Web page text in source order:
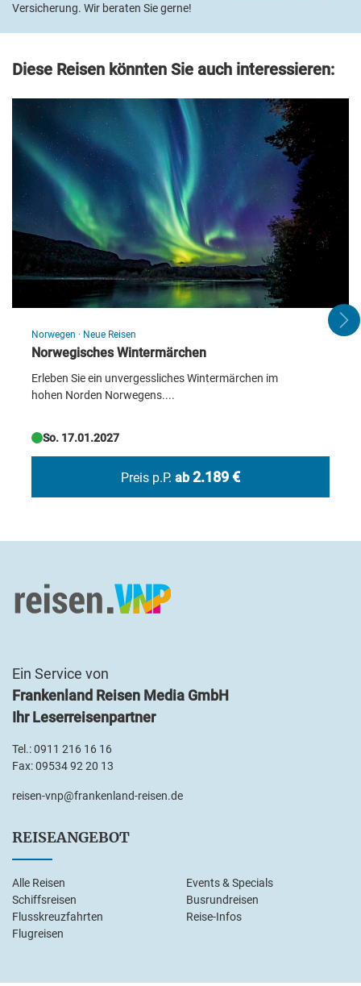
Gemütliche Wintermomente an Bord
mit Blick auf die vorbeiziehende
Flusslandschaft
A-ROSA
A-ROSA
Versicherung. Wir beraten Sie gerne!
Diese Reisen könnten Sie auch interessieren:
Norwegen · Neue Reisen
Norwegisches Wintermärchen
Erleben Sie ein unvergessliches Wintermärchen im
hohen Norden Norwegens....
So. 17.01.2027
Preis p.P. ab 2.189 €
Ein Service von
Frankenland Reisen Media GmbH
Ihr Leserreisenpartner
Tel.:0911 216 16 16
Fax: 09534 92 20 13
reisen-vnp@frankenland-reisen.de
REISEANGEBOT
Alle Reisen
Schiffsreisen
Flusskreuzfahrten
Flugreisen
Events & Specials
Busrundreisen
Reise-Infos